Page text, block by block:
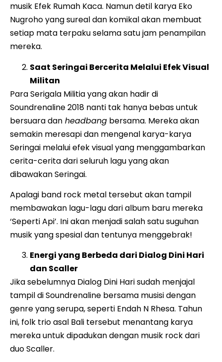
musik Efek Rumah Kaca. Namun detil karya Eko
Nugroho yang sureal dan komikal akan membuat
setiap mata terpaku selama satu jam penampilan
mereka.
Saat Seringai Bercerita Melalui Efek Visual
Militan
Para Serigala Militia yang akan hadir di
Soundrenaline 2018 nanti tak hanya bebas untuk
bersuara dan headbang bersama. Mereka akan
semakin meresapi dan mengenal karya-karya
Seringai melalui efek visual yang menggambarkan
cerita-cerita dari seluruh lagu yang akan
dibawakan Seringai.
Apalagi band rock metal tersebut akan tampil
membawakan lagu-lagu dari album baru mereka
‘Seperti Api’. Ini akan menjadi salah satu suguhan
musik yang spesial dan tentunya menggebrak!
Energi yang Berbeda dari Dialog Dini Hari
dan Scaller
Jika sebelumnya Dialog Dini Hari sudah menjajal
tampil di Soundrenaline bersama musisi dengan
genre yang serupa, seperti Endah N Rhesa. Tahun
ini, folk trio asal Bali tersebut menantang karya
mereka untuk dipadukan dengan musik rock dari
duo Scaller.